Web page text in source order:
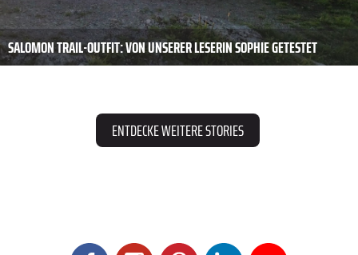
SALOMON TRAIL-OUTFIT: VON UNSERER LESERIN SOPHIE GETESTET
ENTDECKE WEITERE STORIES